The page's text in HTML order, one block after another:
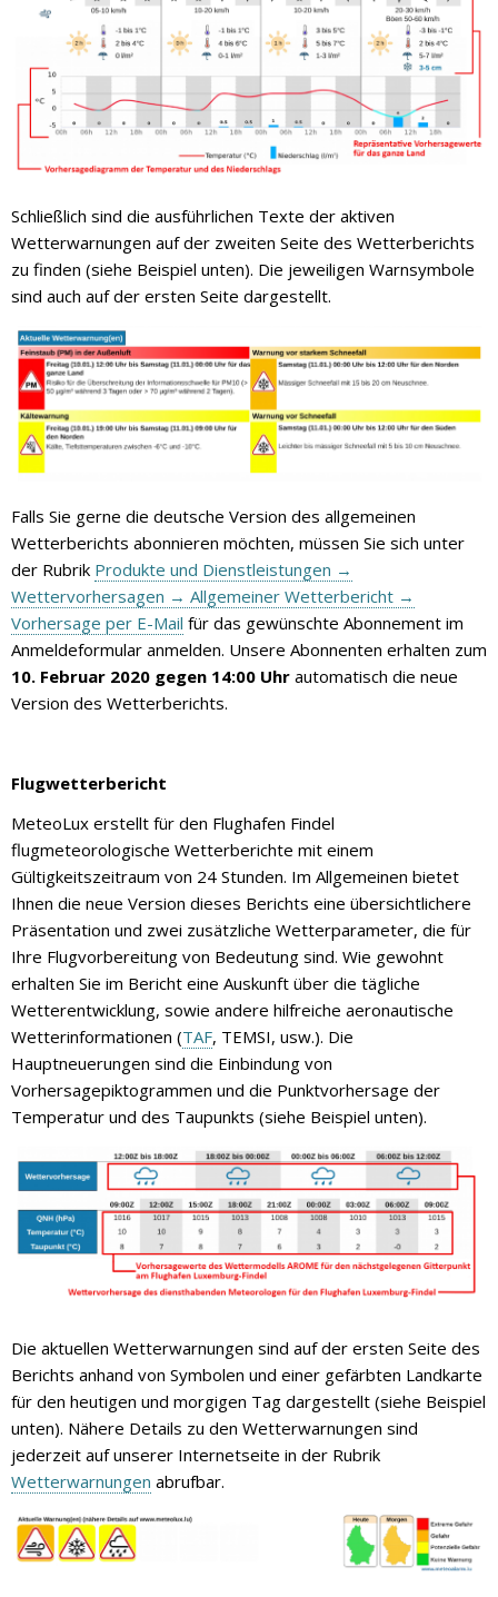
Schließlich sind die ausführlichen Texte der aktiven
Wetterwarnungen auf der zweiten Seite des Wetterberichts
zu finden (siehe Beispiel unten). Die jeweiligen Warnsymbole
sind auch auf der ersten Seite dargestellt.
Falls Sie gerne die deutsche Version des allgemeinen
Wetterberichts abonnieren möchten, müssen Sie sich unter
der Rubrik Produkte und Dienstleistungen →
Wettervorhersagen → Allgemeiner Wetterbericht →
Vorhersage per E-Mail für das gewünschte Abonnement im
Anmeldeformular anmelden. Unsere Abonnenten erhalten zum
10. Februar 2020 gegen 14:00 Uhr automatisch die neue
Version des Wetterberichts.
Flugwetterbericht
MeteoLux erstellt für den Flughafen Findel
flugmeteorologische Wetterberichte mit einem
Gültigkeitszeitraum von 24 Stunden. Im Allgemeinen bietet
Ihnen die neue Version dieses Berichts eine übersichtlichere
Präsentation und zwei zusätzliche Wetterparameter, die für
Ihre Flugvorbereitung von Bedeutung sind. Wie gewohnt
erhalten Sie im Bericht eine Auskunft über die tägliche
Wetterentwicklung, sowie andere hilfreiche aeronautische
Wetterinformationen (TAF, TEMSI, usw.). Die
Hauptneuerungen sind die Einbindung von
Vorhersagepiktogrammen und die Punktvorhersage der
Temperatur und des Taupunkts (siehe Beispiel unten).
Die aktuellen Wetterwarnungen sind auf der ersten Seite des
Berichts anhand von Symbolen und einer gefärbten Landkarte
für den heutigen und morgigen Tag dargestellt (siehe Beispiel
unten). Nähere Details zu den Wetterwarnungen sind
jederzeit auf unserer Internetseite in der Rubrik
Wetterwarnungen abrufbar.